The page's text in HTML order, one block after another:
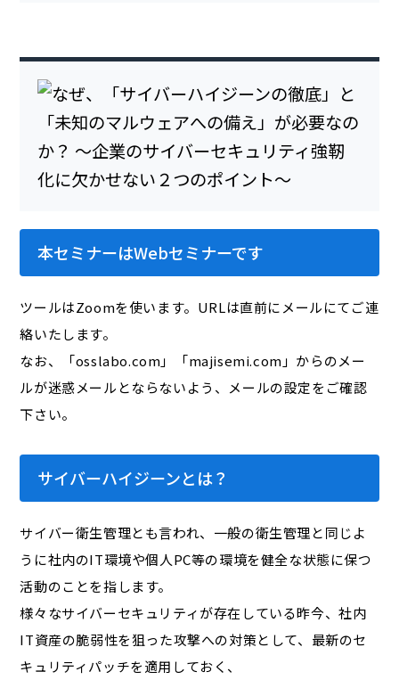
本セミナーはWebセミナーです
ツールはZoomを使います。URLは直前にメールにてご連
絡いたします。
なお、「osslabo.com」「majisemi.com」からのメー
ルが迷惑メールとならないよう、メールの設定をご確認
下さい。
サイバーハイジーンとは？
サイバー衛生管理とも言われ、一般の衛生管理と同じよ
うに社内のIT環境や個人PC等の環境を健全な状態に保つ
活動のことを指します。
様々なサイバーセキュリティが存在している昨今、社内
IT資産の脆弱性を狙った攻撃への対策として、最新のセ
キュリティパッチを適用しておく、